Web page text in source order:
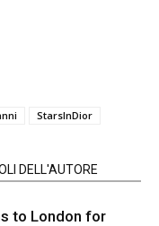
StarsInDior
DELL'AUTORE
to London for